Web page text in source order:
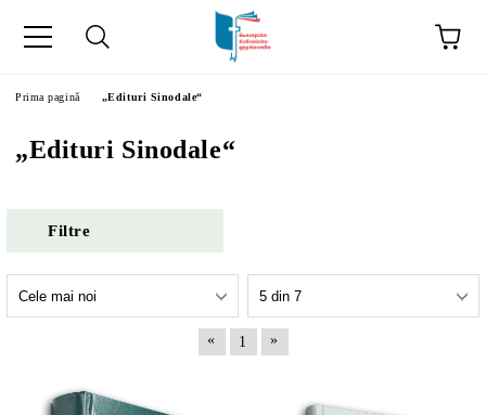
Prima pagină „Edituri Sinodale“
„Edituri Sinodale“
Filtre
« 1 »